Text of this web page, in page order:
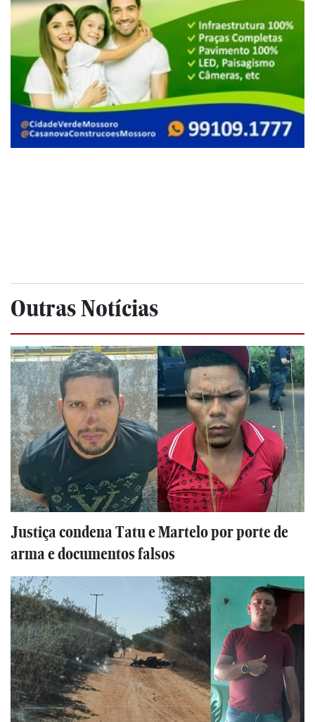
Outras Notícias
Justiça condena Tatu e Martelo por porte de
arma e documentos falsos